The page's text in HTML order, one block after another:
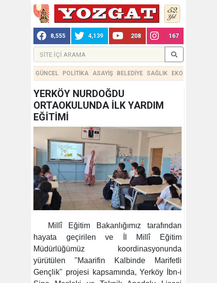
8,555 4,139 208 167
GÜNCEL POLİTİKA ASAYİŞ BELEDİYE SAĞLIK EKONOMİ
YERKÖY NURDOĞDU
ORTAOKULUNDA İLK YARDIM
EĞİTİMİ
Millî Eğitim Bakanlığımız tarafından
hayata geçirilen ve İl Millî Eğitim
Müdürlüğümüz koordinasyonunda
yürütülen "Maarifin Kalbinde Marifetli
Gençlik" projesi kapsamında, Yerköy İbn-i